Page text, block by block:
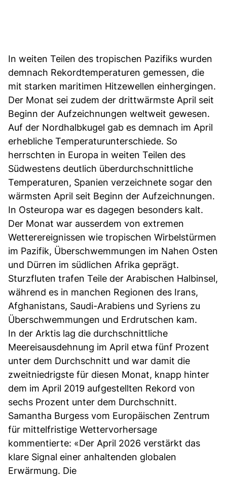
In weiten Teilen des tropischen Pazifiks wurden
demnach Rekordtemperaturen gemessen, die
mit starken maritimen Hitzewellen einhergingen.
Der Monat sei zudem der drittwärmste April seit
Beginn der Aufzeichnungen weltweit gewesen.
Auf der Nordhalbkugel gab es demnach im April
erhebliche Temperaturunterschiede. So
herrschten in Europa in weiten Teilen des
Südwestens deutlich überdurchschnittliche
Temperaturen, Spanien verzeichnete sogar den
wärmsten April seit Beginn der Aufzeichnungen.
In Osteuropa war es dagegen besonders kalt.
Der Monat war ausserdem von extremen
Wetterereignissen wie tropischen Wirbelstürmen
im Pazifik, Überschwemmungen im Nahen Osten
und Dürren im südlichen Afrika geprägt.
Sturzfluten trafen Teile der Arabischen Halbinsel,
während es in manchen Regionen des Irans,
Afghanistans, Saudi-Arabiens und Syriens zu
Überschwemmungen und Erdrutschen kam.
In der Arktis lag die durchschnittliche
Meereisausdehnung im April etwa fünf Prozent
unter dem Durchschnitt und war damit die
zweitniedrigste für diesen Monat, knapp hinter
dem im April 2019 aufgestellten Rekord von
sechs Prozent unter dem Durchschnitt.
Samantha Burgess vom Europäischen Zentrum
für mittelfristige Wettervorhersage
kommentierte: «Der April 2026 verstärkt das
klare Signal einer anhaltenden globalen
Erwärmung. Die